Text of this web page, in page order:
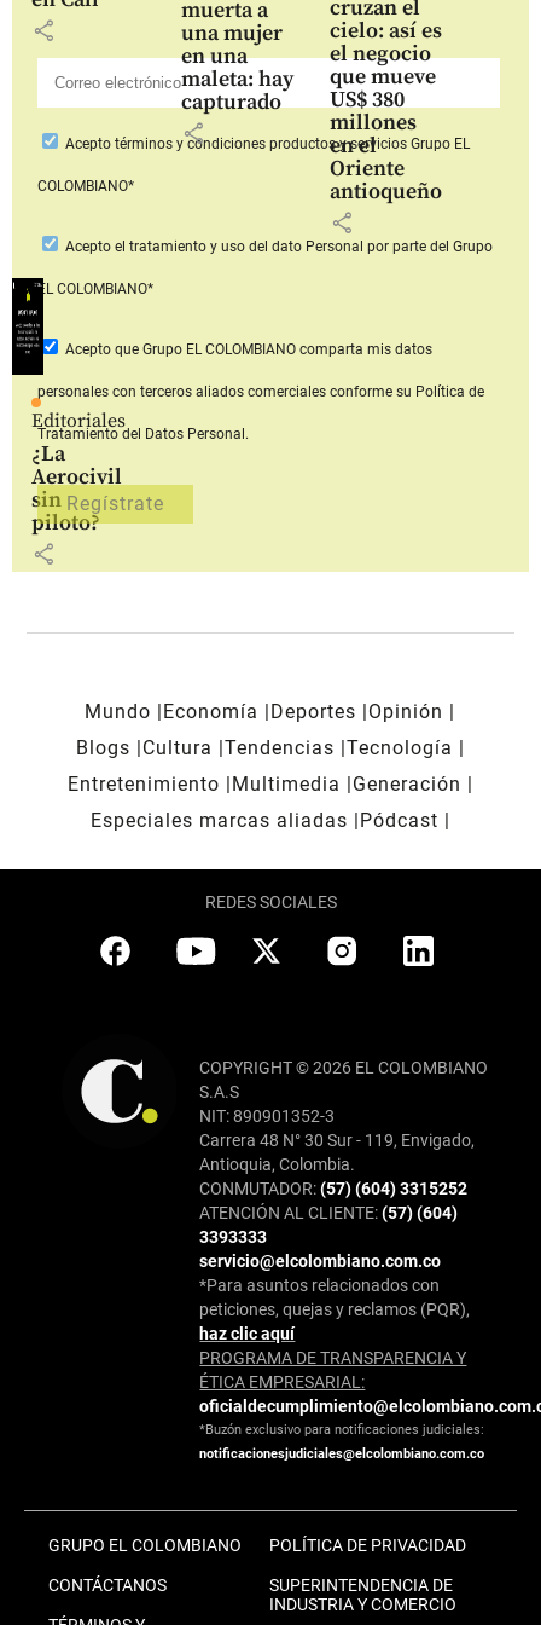
share
muerta a
una mujer
en una
maleta: hay
capturado
share
cruzan el
cielo: así es
el negocio
que mueve
US$ 380
millones
en el
Oriente
antioqueño
share
Editoriales
¿La
Aerocivil
sin
piloto?
share
Aceptotérminos y condiciones productos y serviciosGrupo EL
COLOMBIANO*
Acepto el tratamiento y uso del dato Personal por parte del Grupo
EL COLOMBIANO*
Acepto que Grupo EL COLOMBIANOcomparta mis datos
personales con terceros aliados comerciales conforme su Política de
Tratamiento del Datos Personal.
Mundo Economía Deportes
Opinión
Blogs
Cultura Tendencias Tecnología
Entretenimiento
Multimedia
Generación
Especiales marcas aliadas
Pódcast
REDES SOCIALES
COPYRIGHT © 2026 EL COLOMBIANO
S.A.S
NIT: 890901352-3
Carrera 48 N° 30 Sur - 119, Envigado,
Antioquia, Colombia.
CONMUTADOR:(57) (604) 3315252
ATENCIÓN AL CLIENTE:(57) (604)
3393333
servicio@elcolombiano.com.co
*Para asuntos relacionados con
peticiones, quejas y reclamos (PQR),
haz clic aquí
PROGRAMA DE TRANSPARENCIA Y
ÉTICA EMPRESARIAL:
*Buzón exclusivo para notificaciones judiciales:
notificacionesjudiciales@elcolombiano.com.co
GRUPO EL COLOMBIANO
CONTÁCTANOS
POLÍTICA DE PRIVACIDAD
SUPERINTENDENCIA DE
INDUSTRIA Y COMERCIO